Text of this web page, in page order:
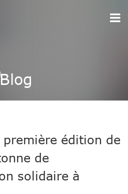
Blog
première édition de
de
solidaire à